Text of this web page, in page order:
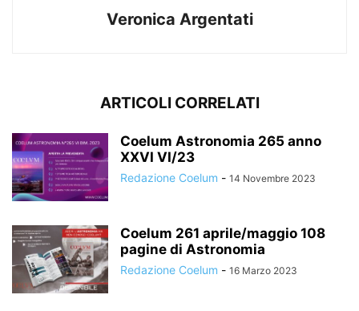
Veronica Argentati
ARTICOLI CORRELATI
Coelum Astronomia 265 anno
XXVI VI/23
Redazione Coelum - 14 Novembre 2023
Coelum 261 aprile/maggio 108
pagine di Astronomia
Redazione Coelum - 16 Marzo 2023